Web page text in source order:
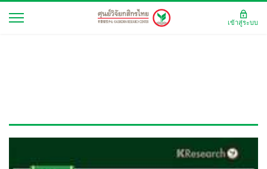
เข้าสู่ระบบ